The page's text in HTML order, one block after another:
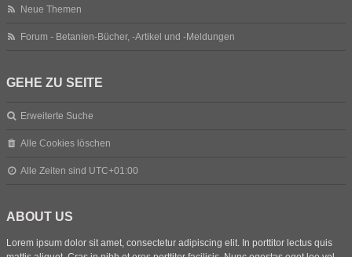
Neue Themen
Forum - Betanien-Bücher, -Artikel und -Meldungen
GEHE ZU SEITE
Erweiterte Suche
Alle Cookies löschen
Alle Zeiten sind UTC+01:00
ABOUT US
Lorem ipsum dolor sit amet, consectetur adipiscing elit. In porttitor lectus quis